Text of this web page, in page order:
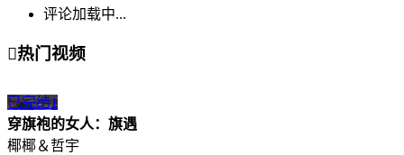
评论加载中...
热门视频
已完结1
穿旗袍的女人：旗遇
椰椰＆哲宇